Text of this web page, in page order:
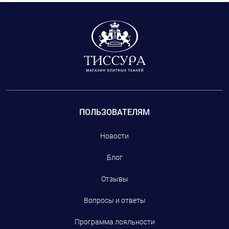
ПОЛЬЗОВАТЕЛЯМ
Новости
Блог
Отзывы
Вопросы и ответы
Программа лояльности